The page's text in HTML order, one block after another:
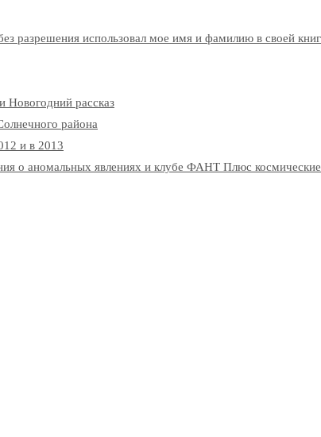
разрешения использовал мое имя и фамилию в своей
рассказ
района
и в 2013
о аномальных явлениях и клубе ФАНТ Плюс